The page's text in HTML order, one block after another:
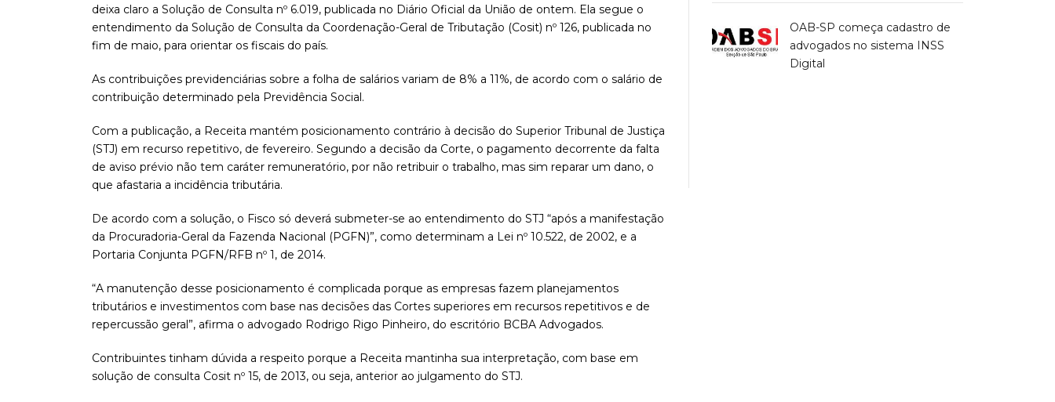
deixa claro a Solução de Consulta nº 6.019, publicada no Diário Oficial da União de ontem. Ela segue o
entendimento da Solução de Consulta da Coordenação-Geral de Tributação (Cosit) nº 126, publicada no
fim de maio, para orientar os fiscais do país.
As contribuições previdenciárias sobre a folha de salários variam de 8% a 11%, de acordo com o salário de
contribuição determinado pela Previdência Social.
Com a publicação, a Receita mantém posicionamento contrário à decisão do Superior Tribunal de Justiça
(STJ) em recurso repetitivo, de fevereiro. Segundo a decisão da Corte, o pagamento decorrente da falta
de aviso prévio não tem caráter remuneratório, por não retribuir o trabalho, mas sim reparar um dano, o
que afastaria a incidência tributária.
De acordo com a solução, o Fisco só deverá submeter-se ao entendimento do STJ “após a manifestação
da Procuradoria-Geral da Fazenda Nacional (PGFN)”, como determinam a Lei nº 10.522, de 2002, e a
Portaria Conjunta PGFN/RFB nº 1, de 2014.
“A manutenção desse posicionamento é complicada porque as empresas fazem planejamentos
tributários e investimentos com base nas decisões das Cortes superiores em recursos repetitivos e de
repercussão geral”, afirma o advogado Rodrigo Rigo Pinheiro, do escritório BCBA Advogados.
Contribuintes tinham dúvida a respeito porque a Receita mantinha sua interpretação, com base em
solução de consulta Cosit nº 15, de 2013, ou seja, anterior ao julgamento do STJ.
OAB-SP começa cadastro de
advogados no sistema INSS
Digital